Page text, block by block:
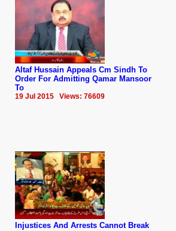
Altaf Hussain Appeals Cm Sindh To
Order For Admitting Qamar Mansoor
To
19 Jul 2015 Views: 76609
Injustices And Arrests Cannot Break